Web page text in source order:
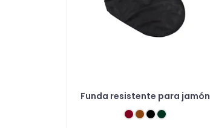
Funda resistente para jamón